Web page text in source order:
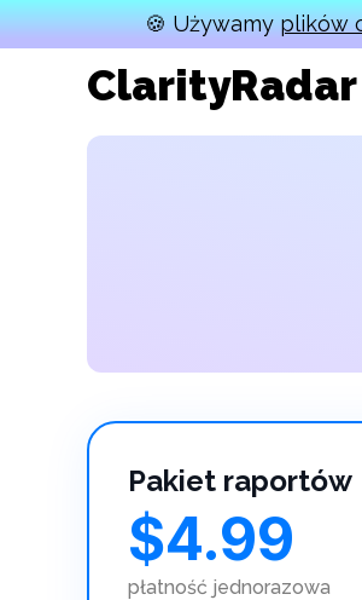
🍪 Używamy plików
ClarityRadar
Pakiet raportów
$4.99
płatność jednorazowa